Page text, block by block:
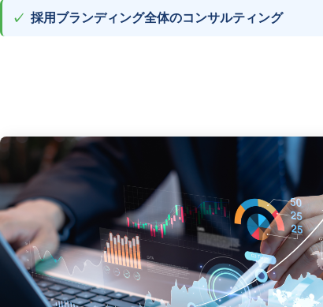
採用ブランディング全体のコンサルティング